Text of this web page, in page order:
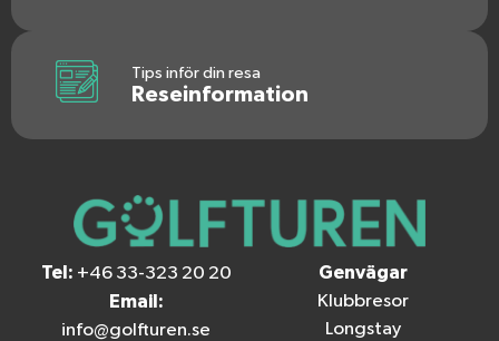
Tips inför din resa
Reseinformation
Tel: +46 33-323 20 20
Email:
info@golfturen.se
Genvägar
Klubbresor
Longstay